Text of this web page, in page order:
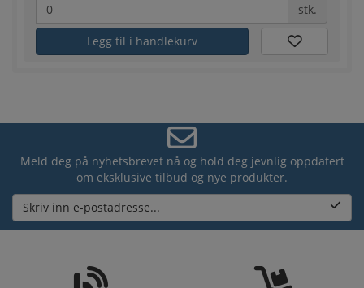
stk.
Legg til i handlekurv
Meld deg på nyhetsbrevet nå og hold deg jevnlig oppdatert
om eksklusive tilbud og nye produkter.
Skriv inn e-postadresse...